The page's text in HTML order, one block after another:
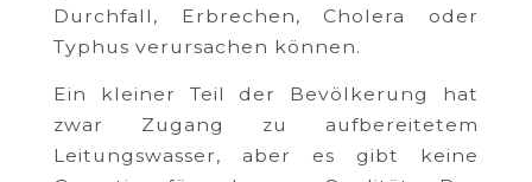
Durchfall, Erbrechen, Cholera oder
Typhus verursachen können.
Ein kleiner Teil der Bevölkerung hat
zwar Zugang zu aufbereitetem
Leitungswasser, aber es gibt keine